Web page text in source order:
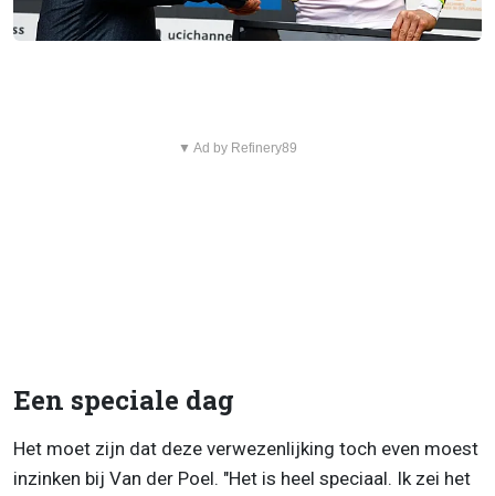
▼ Ad by Refinery89
Een speciale dag
Het moet zijn dat deze verwezenlijking toch even moest
inzinken bij Van der Poel. "Het is heel speciaal. Ik zei het